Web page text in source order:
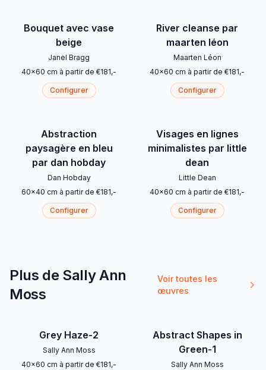
Bouquet avec vase
beige
Janel Bragg
40x60 cm à partir de €181,-
Configurer
River cleanse par
maarten léon
Maarten Léon
40x60 cm à partir de €181,-
Configurer
Abstraction
paysagère en bleu
par dan hobday
Dan Hobday
60x40 cm à partir de €181,-
Configurer
Visages en lignes
minimalistes par little
dean
Little Dean
40x60 cm à partir de €181,-
Configurer
Plus de Sally Ann
Moss
Voir toutes les
œuvres
Grey Haze-2
Sally Ann Moss
40x60 cm à partir de €181,-
Abstract Shapes in
Green-1
Sally Ann Moss